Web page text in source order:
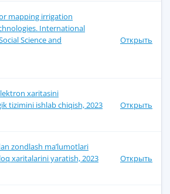
mapping irrigation
International
Science and
Открыть
xaritasini
tizimini ishlab chiqish, 2023
Открыть
zondlash ma’lumotlari
xaritalarini yaratish, 2023
Открыть